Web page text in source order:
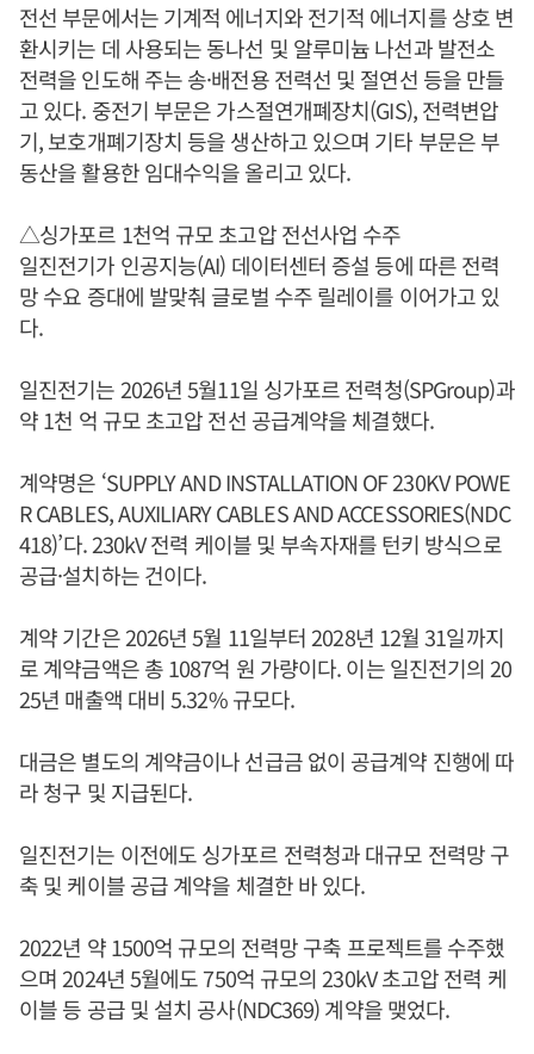
전선 부문에서는 기계적 에너지와 전기적 에너지를 상호 변
환시키는 데 사용되는 동나선 및 알루미늄 나선과 발전소
전력을 인도해 주는 송·배전용 전력선 및 절연선 등을 만들
고 있다. 중전기 부문은 가스절연개폐장치(GIS), 전력변압
기, 보호개폐기장치 등을 생산하고 있으며 기타 부문은 부
동산을 활용한 임대수익을 올리고 있다.
△싱가포르 1천억 규모 초고압 전선사업 수주
일진전기가 인공지능(AI) 데이터센터 증설 등에 따른 전력
망 수요 증대에 발맞춰 글로벌 수주 릴레이를 이어가고 있
다.
일진전기는 2026년 5월11일 싱가포르 전력청(SPGroup)과
약 1천 억 규모 초고압 전선 공급계약을 체결했다.
계약명은 ‘SUPPLY AND INSTALLATION OF 230KV POWE
R CABLES, AUXILIARY CABLES AND ACCESSORIES(NDC
418)’다. 230kV 전력 케이블 및 부속자재를 턴키 방식으로
공급·설치하는 건이다.
계약 기간은 2026년 5월 11일부터 2028년 12월 31일까지
로 계약금액은 총 1087억 원 가량이다. 이는 일진전기의 20
25년 매출액 대비 5.32% 규모다.
대금은 별도의 계약금이나 선급금 없이 공급계약 진행에 따
라 청구 및 지급된다.
일진전기는 이전에도 싱가포르 전력청과 대규모 전력망 구
축 및 케이블 공급 계약을 체결한 바 있다.
2022년 약 1500억 규모의 전력망 구축 프로젝트를 수주했
으며 2024년 5월에도 750억 규모의 230kV 초고압 전력 케
이블 등 공급 및 설치 공사(NDC369) 계약을 맺었다.